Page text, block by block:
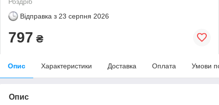
Відправка з 23 серпня 2026
797 ₴
Опис Характеристики Доставка Оплата Умови
Опис